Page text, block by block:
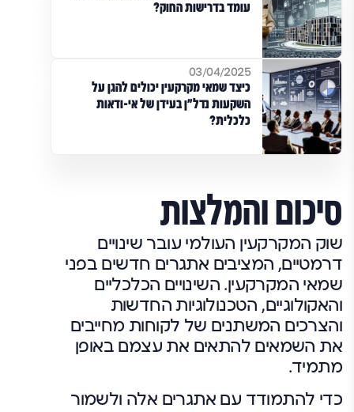
עומד בדרישות החוק?
03/04/2025
כיצד שמאי מקרקעין יכולים להגן על
השקעות נדל"ן בעידן של אי-ודאות
כלכלית?
סיכום והמלצות
שוק המקרקעין העולמי עובר שינויים
דרמטיים, המציבים אתגרים חדשים בפני
שמאי המקרקעין. השינויים הכלכליים
והאקולוגיים, הטכנולוגיות החדשות
והצרכים המשתנים של לקוחות מחייבים
את השמאים להתאים את עצמם באופן
מתמיד.
כדי להתמודד עם אתגרים אלה ולשמור